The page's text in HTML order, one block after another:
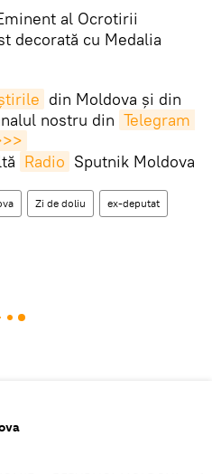
al Ocrotirii
decorată cu Medalia
din Moldova și din
nostru din Telegram
Radio Sputnik Moldova
Zi de doliu ex-deputat